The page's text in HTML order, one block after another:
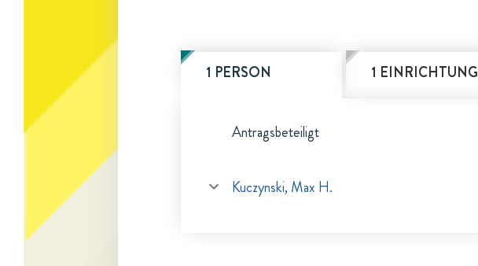
1 PERSON 1 EINRICHTUNG
Antragsbeteiligt
Kuczynski, Max H.